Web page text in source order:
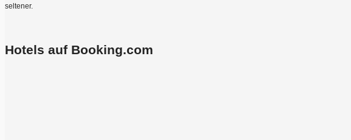
seltener.
Hotels auf Booking.com